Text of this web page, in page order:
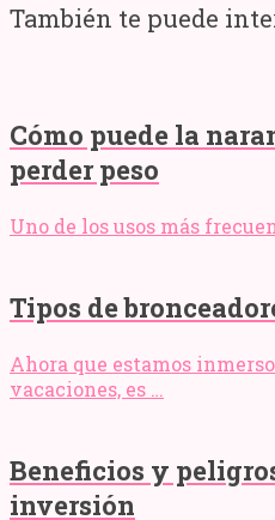
También te puede
Cómo puede la
perder peso
Uno de los usos más
Tipos de
Ahora que estamos
vacaciones, es …
Beneficios y
inversión